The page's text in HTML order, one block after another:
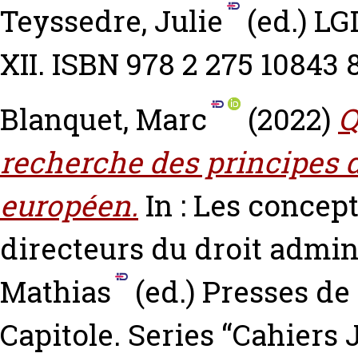
Teyssedre, Julie
(ed.)
XII. ISBN 978 2 275 10843
Blanquet, Marc
(2022)
recherche des
européen. In : Les
directeurs du droit
Mathias
(ed.) Presses
Capitole. Series “Cahiers